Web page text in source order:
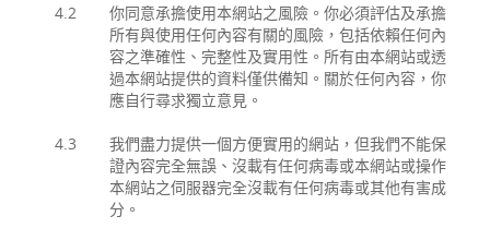
4.2
你同意承擔使用本網站之風險。你必須評估及承擔
所有與使用任何內容有關的風險，包括依賴任何內
容之準確性、完整性及實用性。所有由本網站或透
過本網站提供的資料僅供備知。關於任何內容，你
應自行尋求獨立意見。
4.3
我們盡力提供一個方便實用的網站，但我們不能保
證內容完全無誤、沒載有任何病毒或本網站或操作
本網站之伺服器完全沒載有任何病毒或其他有害成
分。